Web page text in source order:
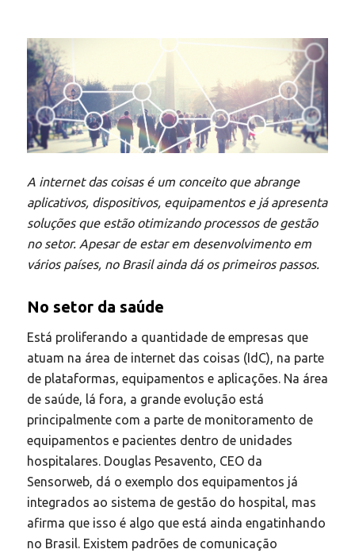
A internet das coisas é um conceito que abrange
aplicativos, dispositivos, equipamentos e já apresenta
soluções que estão otimizando processos de gestão
no setor. Apesar de estar em desenvolvimento em
vários países, no Brasil ainda dá os primeiros passos.
No setor da saúde
Está proliferando a quantidade de empresas que
atuam na área de internet das coisas (IdC), na parte
de plataformas, equipamentos e aplicações. Na área
de saúde, lá fora, a grande evolução está
principalmente com a parte de monitoramento de
equipamentos e pacientes dentro de unidades
hospitalares. Douglas Pesavento, CEO da
Sensorweb, dá o exemplo dos equipamentos já
integrados ao sistema de gestão do hospital, mas
afirma que isso é algo que está ainda engatinhando
no Brasil. Existem padrões de comunicação